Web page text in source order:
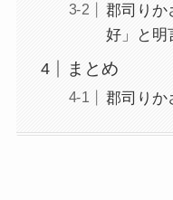
郡司りか
好」と明
まとめ
郡司りか